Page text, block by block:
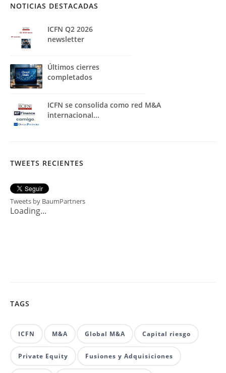
NOTICIAS DESTACADAS
ICFN Q2 2026
newsletter
Últimos cierres
completados
ICFN se consolida como red M&A
internacional...
TWEETS RECIENTES
Tweets by BaumPartners
Loading...
TAGS
ICFN M&A Global M&A Capital riesgo
Private Equity Fusiones y Adquisiciones